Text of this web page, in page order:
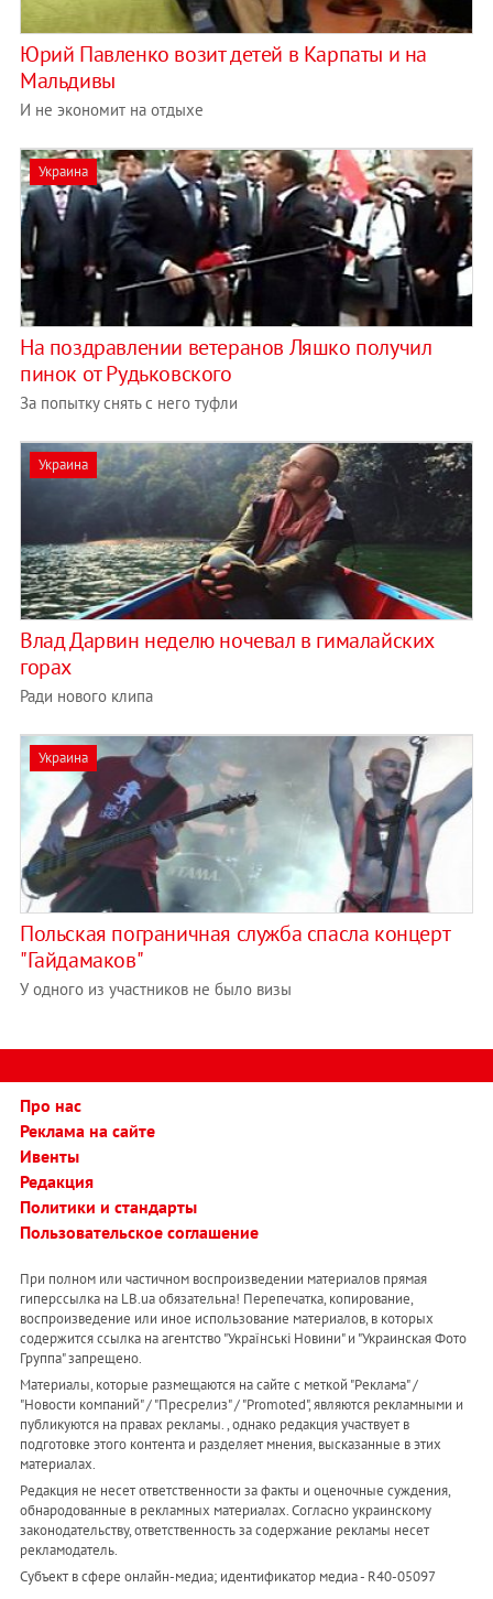
Юрий Павленко возит детей в Карпаты и на
Мальдивы
И не экономит на отдыхе
Украина
На поздравлении ветеранов Ляшко получил
пинок от Рудьковского
За попытку снять с него туфли
Украина
Влад Дарвин неделю ночевал в гималайских
горах
Ради нового клипа
Украина
Польская пограничная служба спасла концерт
"Гайдамаков"
У одного из участников не было визы
Про нас
Реклама на сайте
Ивенты
Редакция
Политики и стандарты
Пользовательское соглашение
При полном или частичном воспроизведении материалов прямая
гиперссылка на LB.ua обязательна! Перепечатка, копирование,
воспроизведение или иное использование материалов, в которых
содержится ссылка на агентство "Українськi Новини" и "Украинская Фото
Группа" запрещено.
Материалы, которые размещаются на сайте с меткой "Реклама" /
"Новости компаний" / "Пресрелиз" / "Promoted", являются рекламными и
публикуются на правах рекламы. , однако редакция участвует в
подготовке этого контента и разделяет мнения, высказанные в этих
материалах.
Редакция не несет ответственности за факты и оценочные суждения,
обнародованные в рекламных материалах. Согласно украинскому
законодательству, ответственность за содержание рекламы несет
рекламодатель.
Субъект в сфере онлайн-медиа; идентификатор медиа - R40-05097